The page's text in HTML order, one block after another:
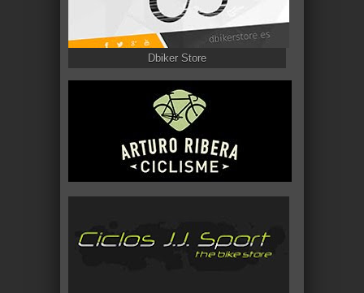
Dbiker Store